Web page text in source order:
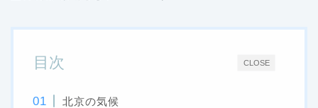
CLOSE
目次
北京の気候